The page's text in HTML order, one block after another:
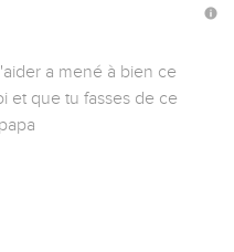
a mené à bien ce
et que tu fasses de ce